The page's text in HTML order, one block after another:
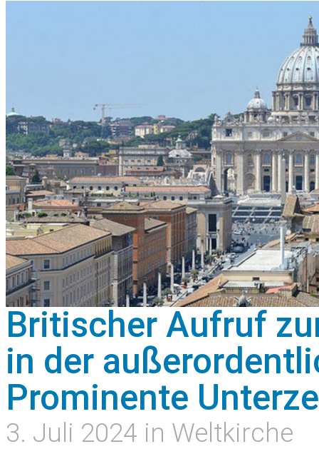
Britischer Aufruf
in der
Prominente
3. Juli 2024 in Weltkirche